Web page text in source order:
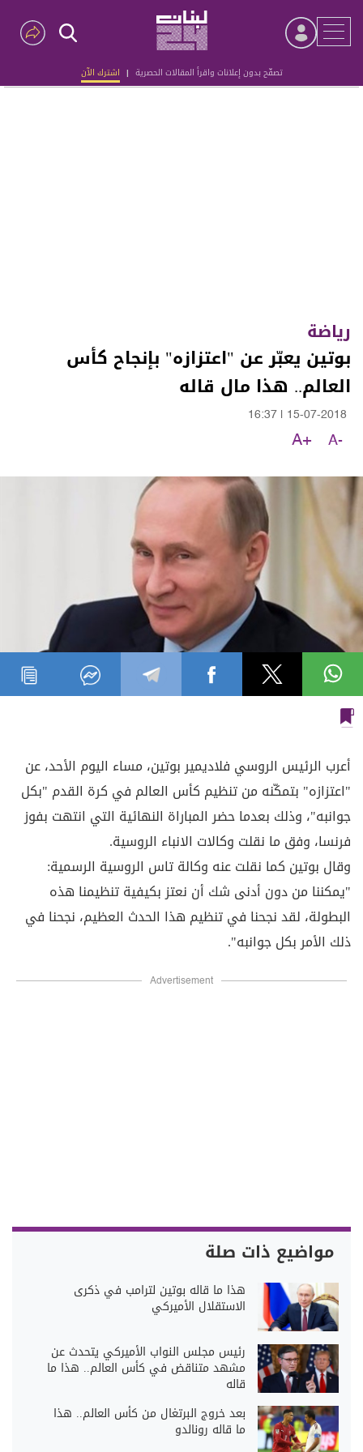
تصفّح بدون إعلانات واقرأ المقالات الحصرية | اشترك الآن
Advertisement
رياضة
بوتين يعبّر عن "اعتزازه" بإنجاح كأس
العالم.. هذا مال قاله
15-07-2018
16:37
A-
A+
أعرب الرئيس الروسي فلاديمير بوتين، مساء اليوم الأحد، عن
"اعتزازه" بتمكّنه من تنظيم كأس العالم في كرة القدم "بكل
جوانبه"، وذلك بعدما حضر المباراة النهائية التي انتهت بفوز
فرنسا، وفق ما نقلت وكالات الانباء الروسية.
وقال بوتين كما نقلت عنه وكالة تاس الروسية الرسمية:
"يمكننا من دون أدنى شك أن نعتز بكيفية تنظيمنا هذه
البطولة، لقد نجحنا في تنظيم هذا الحدث العظيم، نجحنا في
ذلك الأمر بكل جوانبه".
Advertisement
مواضيع ذات صلة
هذا ما قاله بوتين لترامب في ذكرى
الاستقلال الأميركي
رئيس مجلس النواب الأميركي يتحدث عن
مشهد متناقض في كأس العالم.. هذا ما
قاله
بعد خروج البرتغال من كأس العالم.. هذا
ما قاله رونالدو